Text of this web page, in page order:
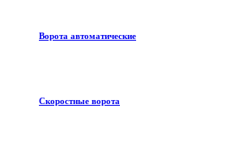
Ворота автоматические
Скоростные ворота